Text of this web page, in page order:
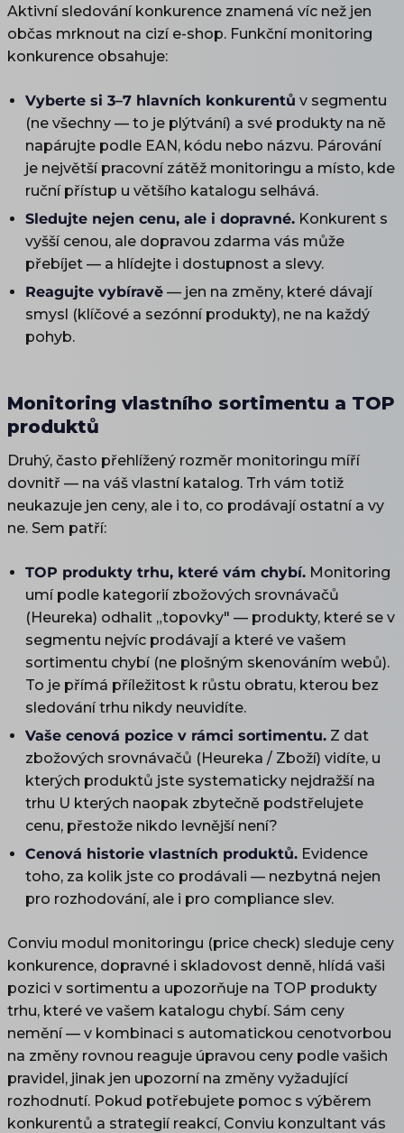
Aktivní sledování konkurence znamená víc než jen
občas mrknout na cizí e-shop. Funkční monitoring
konkurence obsahuje:
Vyberte si 3–7 hlavních konkurentů v segmentu
(ne všechny — to je plýtvání) a své produkty na ně
napárujte podle EAN, kódu nebo názvu. Párování
je největší pracovní zátěž monitoringu a místo, kde
ruční přístup u většího katalogu selhává.
Sledujte nejen cenu, ale i dopravné. Konkurent s
vyšší cenou, ale dopravou zdarma vás může
přebíjet — a hlídejte i dostupnost a slevy.
Reagujte vybíravě — jen na změny, které dávají
smysl (klíčové a sezónní produkty), ne na každý
pohyb.
Monitoring vlastního sortimentu a TOP
produktů
Druhý, často přehlížený rozměr monitoringu míří
dovnitř — na váš vlastní katalog. Trh vám totiž
neukazuje jen ceny, ale i to, co prodávají ostatní a vy
ne. Sem patří:
TOP produkty trhu, které vám chybí. Monitoring
umí podle kategorií zbožových srovnávačů
(Heureka) odhalit „topovky" — produkty, které se v
segmentu nejvíc prodávají a které ve vašem
sortimentu chybí (ne plošným skenováním webů).
To je přímá příležitost k růstu obratu, kterou bez
sledování trhu nikdy neuvidíte.
Vaše cenová pozice v rámci sortimentu. Z dat
zbožových srovnávačů (Heureka / Zboží) vidíte, u
kterých produktů jste systematicky nejdražší na
trhu U kterých naopak zbytečně podstřelujete
cenu, přestože nikdo levnější není?
Cenová historie vlastních produktů. Evidence
toho, za kolik jste co prodávali — nezbytná nejen
pro rozhodování, ale i pro compliance slev.
Conviu modul monitoringu (price check) sleduje ceny
konkurence, dopravné i skladovost denně, hlídá vaši
pozici v sortimentu a upozorňuje na TOP produkty
trhu, které ve vašem katalogu chybí. Sám ceny
nemění — v kombinaci s automatickou cenotvorbou
na změny rovnou reaguje úpravou ceny podle vašich
pravidel, jinak jen upozorní na změny vyžadující
rozhodnutí. Pokud potřebujete pomoc s výběrem
konkurentů a strategií reakcí, Conviu konzultant vás